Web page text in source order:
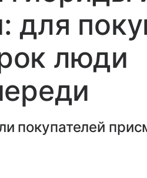
для
люди
покупателей